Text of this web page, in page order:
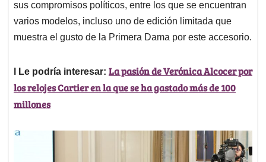
sus compromisos políticos, entre los que se encuentran
varios modelos, incluso uno de edición limitada que
muestra el gusto de la Primera Dama por este accesorio.
l Le podría interesar: La pasión de Verónica Alcocer por
los relojes Cartier en la que se ha gastado más de 100
millones